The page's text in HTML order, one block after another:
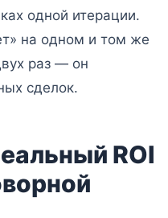
одной итерации.
на одном и том же
раз — он
сделок.
ROI